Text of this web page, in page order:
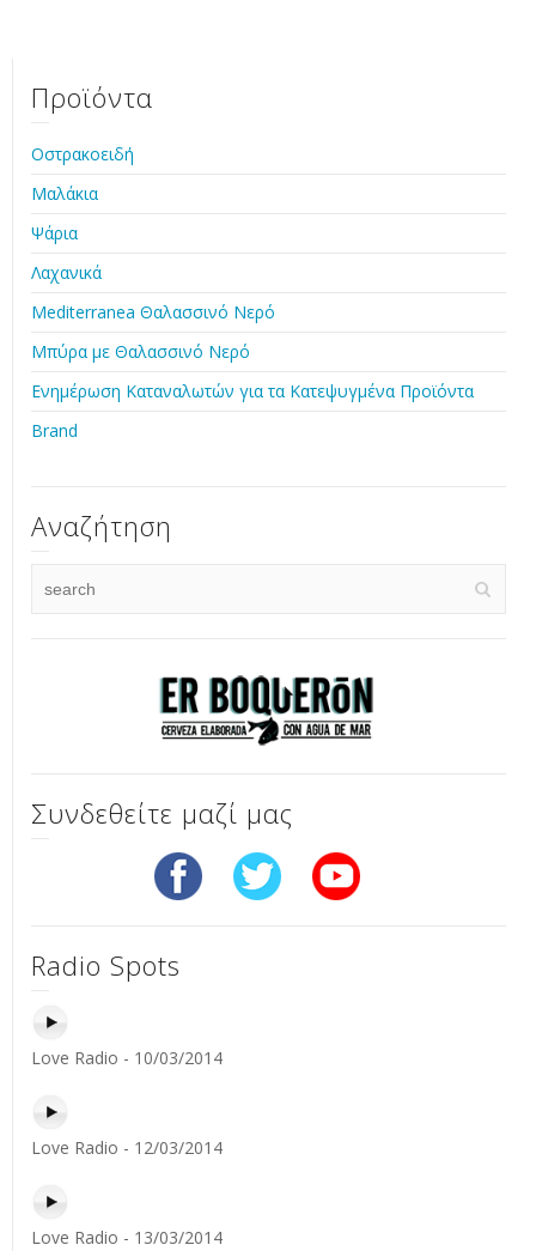
Προϊόντα
Οστρακοειδή
Μαλάκια
Ψάρια
Λαχανικά
Mediterranea Θαλασσινό Νερό
Μπύρα με Θαλασσινό Νερό
Ενημέρωση Καταναλωτών για τα Κατεψυγμένα Προϊόντα
Brand
Αναζήτηση
Συνδεθείτε μαζί μας
Radio Spots
Love Radio - 10/03/2014
Love Radio - 12/03/2014
Love Radio - 13/03/2014